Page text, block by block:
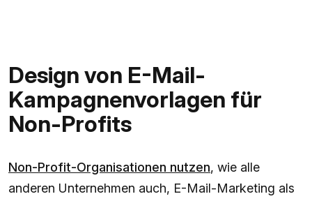
Design von E-Mail-
Kampagnenvorlagen für
Non-Profits
Non-Profit-Organisationen nutzen, wie alle
anderen Unternehmen auch, E-Mail-Marketing als